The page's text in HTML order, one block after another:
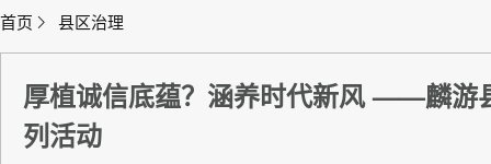
首页 县区治理
厚植诚信底蕴？涵养时代新风 ——麟游
列活动